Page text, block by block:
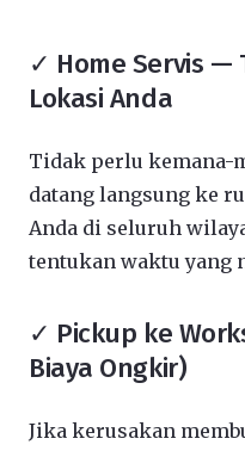
✓ Home Servis —
Lokasi Anda
Tidak perlu kemana-
datang langsung ke
Anda di seluruh
tentukan waktu yang
✓ Pickup ke
Biaya Ongkir)
Jika kerusakan